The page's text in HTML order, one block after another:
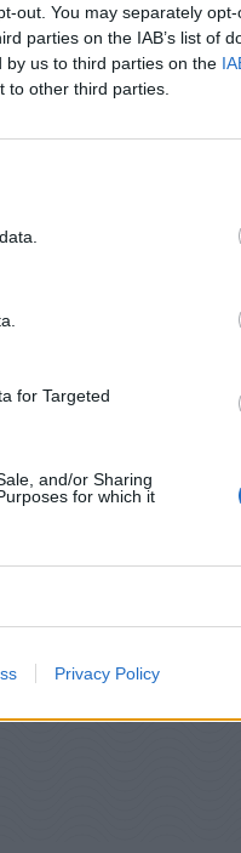
out. You may separately
parties on the IAB’s list of
by us to third parties on the
to other third parties.
for Targeted
and/or Sharing
for which it
Privacy Policy